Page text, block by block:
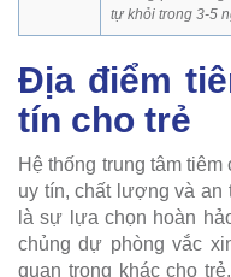
tự khỏi trong 3-5
Địa điểm
tín cho trẻ
Hệ thống trung tâm
uy tín, chất lượng và an
là sự lựa chọn hoàn
chủng dự phòng vắc
quan trọng khác cho